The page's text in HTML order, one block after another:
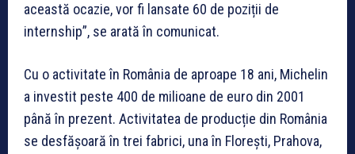
această ocazie, vor fi lansate 60 de poziții de
internship”, se arată în comunicat.
Cu o activitate în România de aproape 18 ani, Michelin
a investit peste 400 de milioane de euro din 2001
până în prezent. Activitatea de producție din România
se desfășoară în trei fabrici, una în Florești, Prahova,